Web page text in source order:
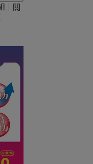
NT$
務
還
！
工
作天
｜關